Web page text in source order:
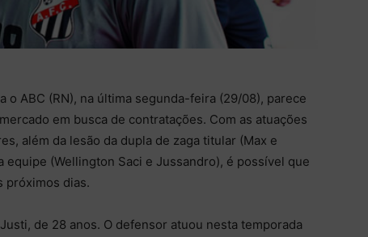
o ABC (RN), na última segunda-feira (29/08), parece
em busca de contratações. Com as atuações
além da lesão da dupla de zaga titular (Max e
(Wellington Saci e Jussandro), é possível que
próximos dias.
de 28 anos. O defensor atuou nesta temporada